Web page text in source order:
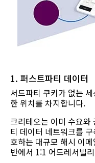
1. 퍼스트파티 데이터
서드파티 쿠키가 없는
한 위치를 차지합니다.
크리테오는 이미 수요
티 데이터 네트워크를
호하는 대규모 해시 이
반에서 1:1 어드레서빌